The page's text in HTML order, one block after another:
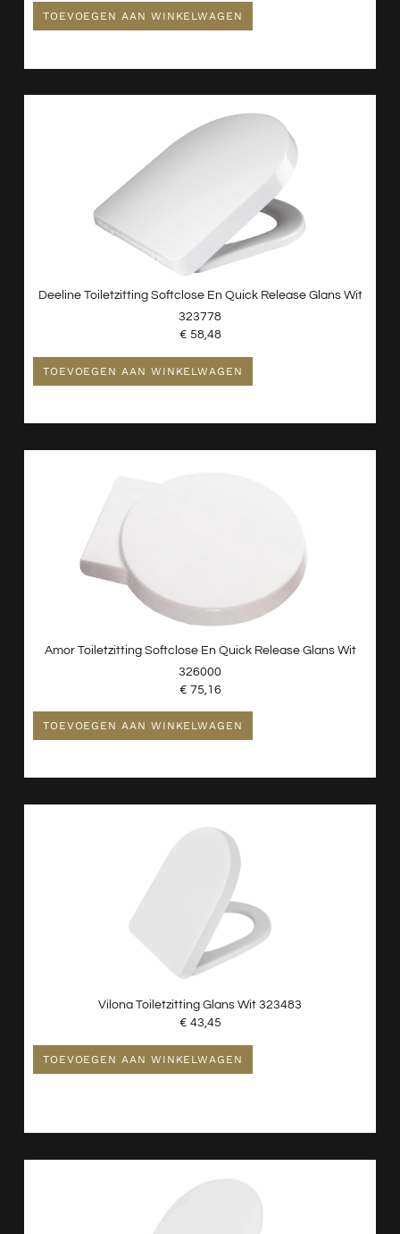
TOEVOEGEN AAN WINKELWAGEN
Deeline Toiletzitting Softclose En Quick Release Glans Wit
323778
€ 58,48
TOEVOEGEN AAN WINKELWAGEN
Amor Toiletzitting Softclose En Quick Release Glans Wit
326000
€ 75,16
TOEVOEGEN AAN WINKELWAGEN
Vilona Toiletzitting Glans Wit 323483
€ 43,45
TOEVOEGEN AAN WINKELWAGEN